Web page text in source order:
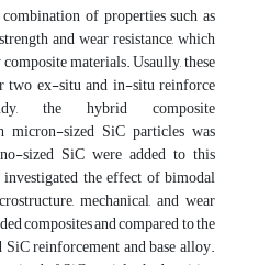
of properties such as
and wear resistance, which
materials. Usaully, these
two ex-situ and in-situ reinforce
the hybrid composite
micron-sized SiC particles was
sized SiC were added to this
the effect of bimodal
mechanical, and wear
composites and compared to the
reinforcement and base alloy.